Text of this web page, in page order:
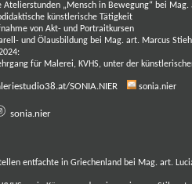
„Mensch in Bewegung“ bei Mag.
künstlerische Tätigkeit
von Akt- und Portraitkursen
und Ölausbildung bei Mag. art. Marcus
für Malerei, KVHS, unter der
SONIA.NIER sonia.nier
sonia.nier
entfachte in Griechenland bei Mag. art.